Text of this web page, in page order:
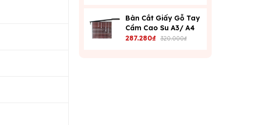
Bàn Cắt Giấy Gỗ Tay
Cầm Cao Su A3/ A4
287.280₫ 320.000₫